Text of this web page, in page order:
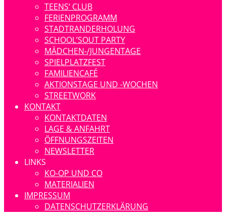
TEENS‘ CLUB
FERIENPROGRAMM
STADTRANDERHOLUNG
SCHOOL’SOUT PARTY
MÄDCHEN-/JUNGENTAGE
SPIELPLATZFEST
FAMILIENCAFÉ
AKTIONSTAGE UND -WOCHEN
STREETWORK
KONTAKT
KONTAKTDATEN
LAGE & ANFAHRT
ÖFFNUNGSZEITEN
NEWSLETTER
LINKS
KO-OP UND CO
MATERIALIEN
IMPRESSUM
DATENSCHUTZERKLÄRUNG